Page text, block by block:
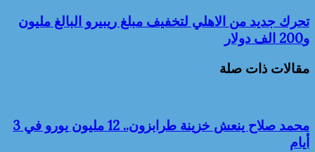
تحرك جديد من الاهلي لتخفيف مبلغ ريبيرو البالغ مليون
و200 الف دولار
مقالات ذات صلة
محمد صلاح ينعش خزينة طرابزون.. 12 مليون يورو في 3
أيام